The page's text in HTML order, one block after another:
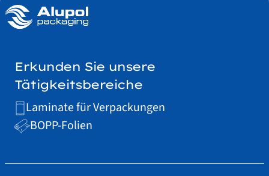
Erkunden Sie unsere
Tätigkeitsbereiche
Laminate für Verpackungen
BOPP-Folien